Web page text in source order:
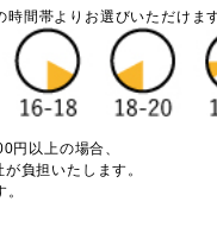
間帯よりお選びいただけます
円以上の場合、
負担いたします。